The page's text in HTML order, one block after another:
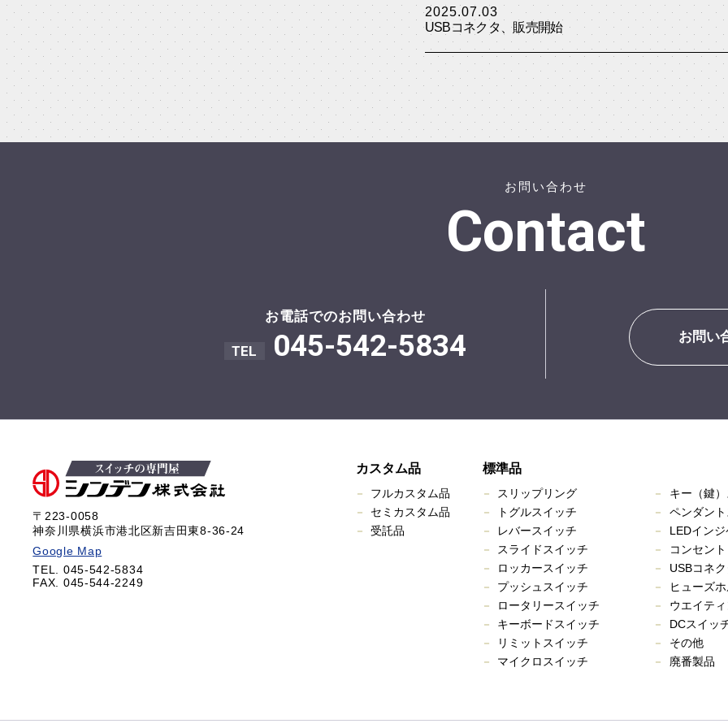
2025.07.03
USBコネクタ、販売開始
お問い合わせ
Contact
お電話でのお問い合わせ
045-542-5834 お問い
〒223-0058
神奈川県横浜市港北区新吉田東8-36-24
Google Map
TEL. 045-542-5834
FAX. 045-544-2249
カスタム品
フルカスタム品
セミカスタム品
受託品
標準品
スリップリング
トグルスイッチ
レバースイッチ
スライドスイッチ
ロッカースイッチ
プッシュスイッチ
ロータリースイッチ
キーボードスイッチ
リミットスイッチ
マイクロスイッチ
キー（鍵
ペンダン
LEDイン
コンセント
USBコネク
ヒューズ
ウエイテ
DCスイッ
その他
廃番製品